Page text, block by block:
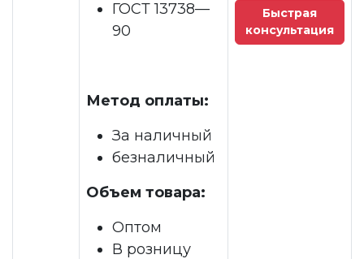
ГОСТ 13738—
90
Метод оплаты:
За наличный
безналичный
Объем товара:
Оптом
В розницу
Быстрая
консультация